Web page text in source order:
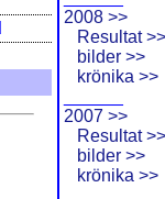
2008 >>
Resultat >>
bilder >>
krönika >>
2007 >>
Resultat >>
bilder >>
krönika >>